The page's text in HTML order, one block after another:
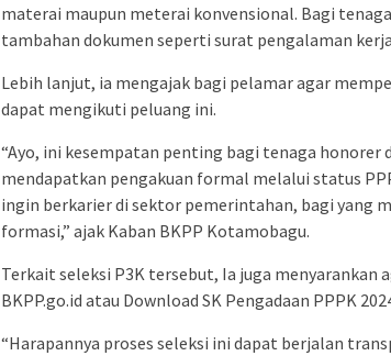
materai maupun meterai konvensional. Bagi
tambahan dokumen seperti surat pengalaman
Lebih lanjut, ia mengajak bagi pelamar agar
dapat mengikuti peluang ini.
“Ayo, ini kesempatan penting bagi tenaga
mendapatkan pengakuan formal melalui status
ingin berkarier di sektor pemerintahan, bagi yang
formasi,” ajak Kaban BKPP Kotamobagu.
Terkait seleksi P3K tersebut, Ia juga menyarankan
BKPP.go.id atau Download SK Pengadaan PPPK
“Harapannya proses seleksi ini dapat berjalan